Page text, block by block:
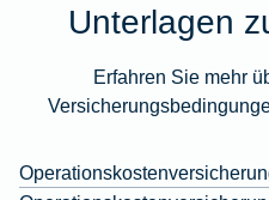
Unterlagen
Erfahren Sie mehr